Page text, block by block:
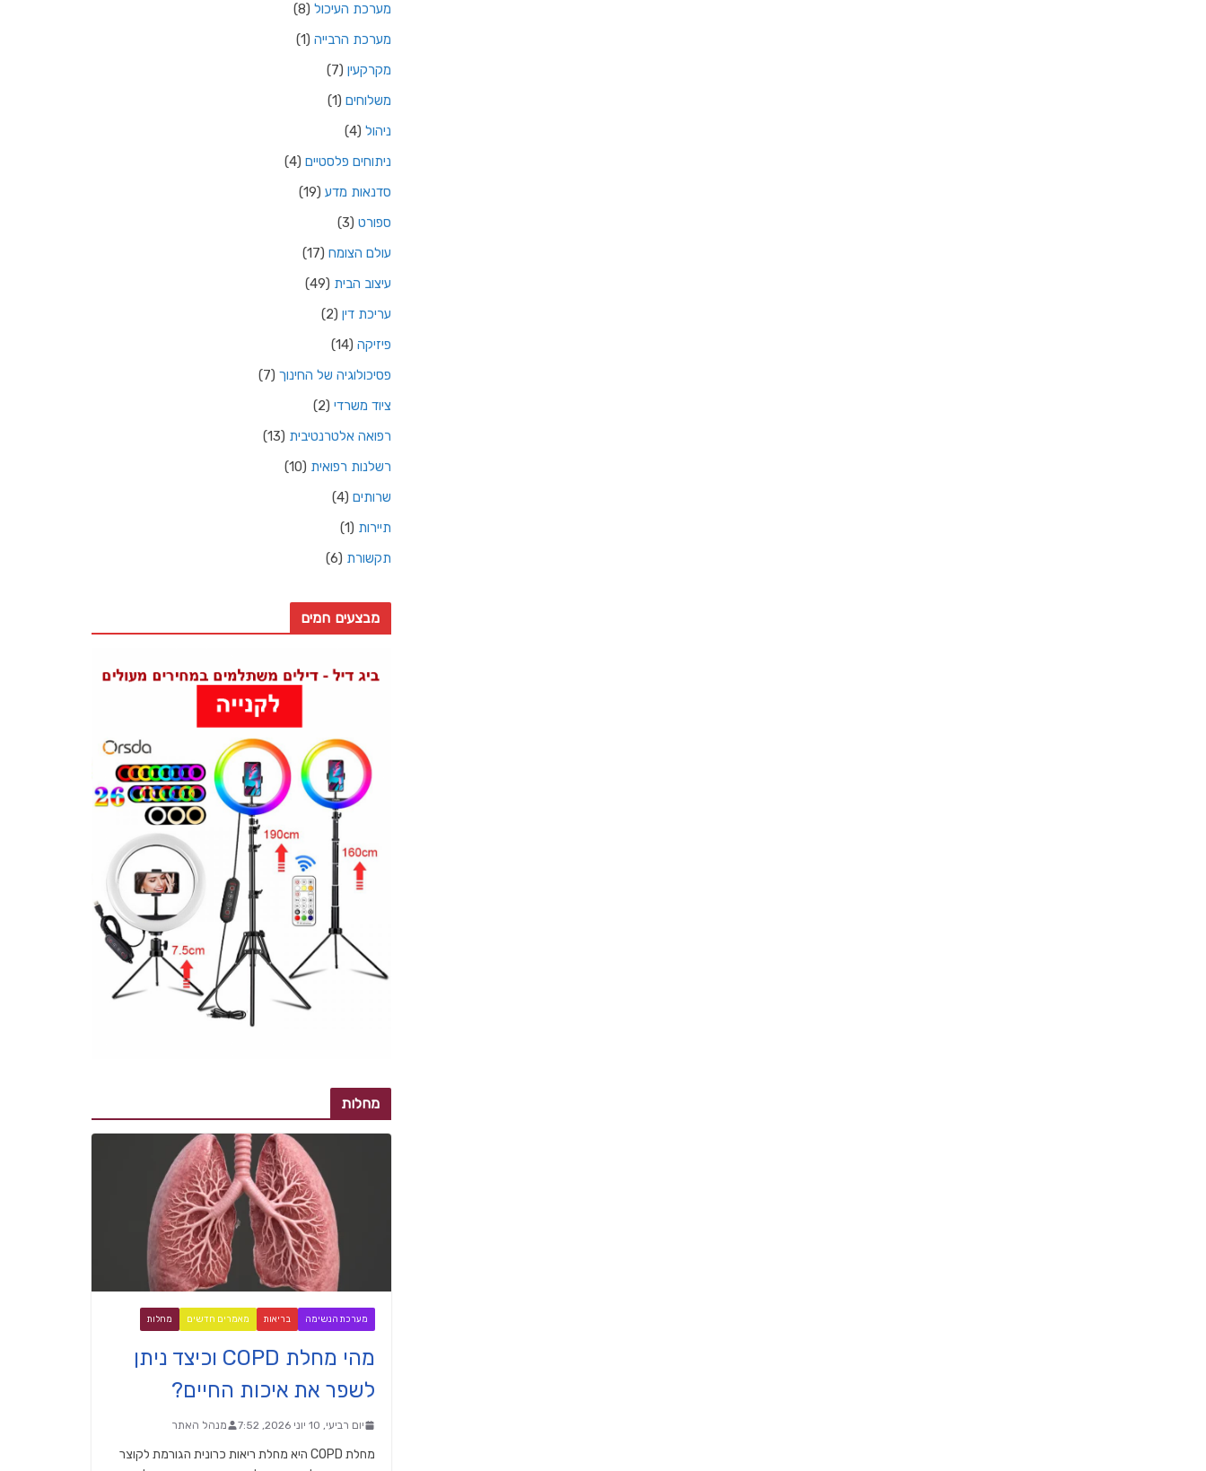
מערכת העיכול (8)
מערכת הרבייה (1)
מקרקעין (7)
משלוחים (1)
ניהול (4)
ניתוחים פלסטיים (4)
סדנאות מדע (19)
ספורט (3)
עולם הצומח (17)
עיצוב הבית (49)
עריכת דין (2)
פיזיקה (14)
פסיכולוגיה של החינוך (7)
ציוד משרדי (2)
רפואה אלטרנטיבית (13)
רשלנות רפואית (10)
שרותים (4)
תיירות (1)
תקשורת (6)
מבצעים חמים
מחלות
מערכת הנשימה בריאות מאמרים חדשים מחלות
מהי מחלת COPD וכיצד ניתן
לשפר את איכות החיים?
יום רביעי, 10 יוני 2026, 7:52 מנהל האתר
מחלת COPD היא מחלת ריאות כרונית הגורמת לקוצר